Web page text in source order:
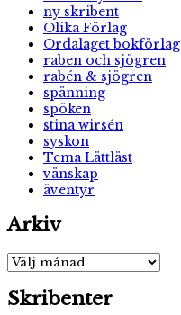
ny skribent
Olika Förlag
Ordalaget bokförlag
raben och sjögren
rabén & sjögren
spänning
spöken
stina wirsén
syskon
Tema Lättläst
vänskap
äventyr
Arkiv
Arkiv
Skribenter